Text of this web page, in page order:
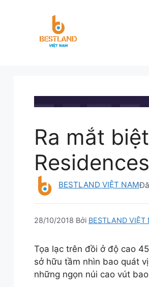
BESTLAND.VN•TIN
Ra mắt
Residences
BESTLAND VIỆT NAM
28/10/2018 Bởi BESTLAND VIỆT
Tọa lạc trên đồi ở độ cao
sở hữu tầm nhìn bao quát
những ngọn núi cao vút